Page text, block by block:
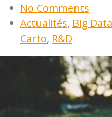
No Comments
Actualités, Big Data
Carto, R&D